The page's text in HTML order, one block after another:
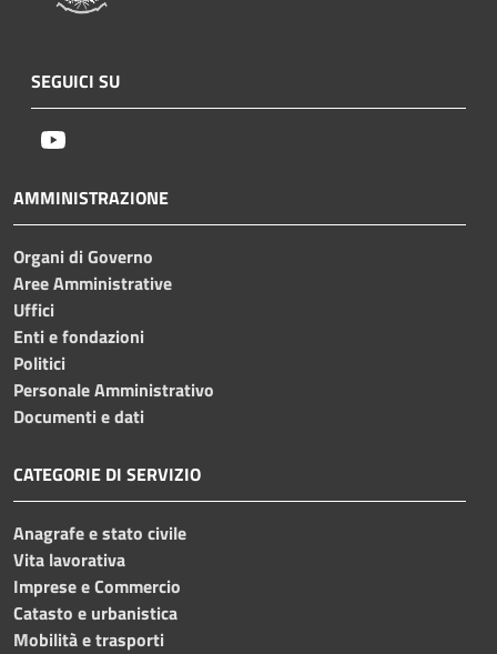
SEGUICI SU
AMMINISTRAZIONE
Organi di Governo
Aree Amministrative
Uffici
Enti e fondazioni
Politici
Personale Amministrativo
Documenti e dati
CATEGORIE DI SERVIZIO
Anagrafe e stato civile
Vita lavorativa
Imprese e Commercio
Catasto e urbanistica
Mobilità e trasporti